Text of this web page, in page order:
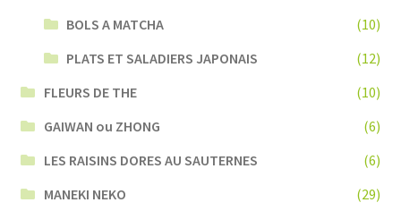
BOLS A MATCHA
(10)
PLATS ET SALADIERS JAPONAIS
(12)
FLEURS DE THE
(10)
GAIWAN ou ZHONG
(6)
LES RAISINS DORES AU SAUTERNES
(6)
MANEKI NEKO
(29)